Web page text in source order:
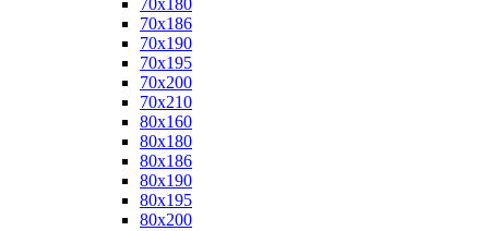
70x180
70x186
70x190
70x195
70x200
70x210
80x160
80x180
80x186
80x190
80x195
80x200